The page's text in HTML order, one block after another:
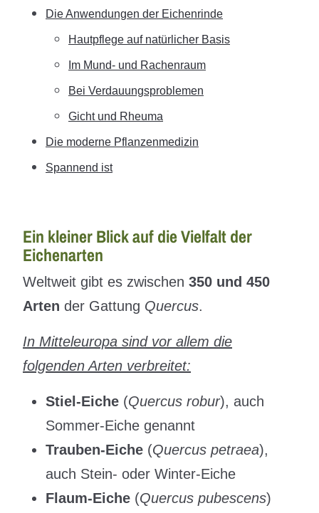
Die Anwendungen der Eichenrinde
Hautpflege auf natürlicher Basis
Im Mund- und Rachenraum
Bei Verdauungsproblemen
Gicht und Rheuma
Die moderne Pflanzenmedizin
Spannend ist
Ein kleiner Blick auf die Vielfalt der
Eichenarten
Weltweit gibt es zwischen 350 und 450
Arten der Gattung Quercus.
In Mitteleuropa sind vor allem die
folgenden Arten verbreitet:
Stiel-Eiche (Quercus robur), auch
Sommer-Eiche genannt
Trauben-Eiche (Quercus petraea),
auch Stein- oder Winter-Eiche
Flaum-Eiche (Quercus pubescens)